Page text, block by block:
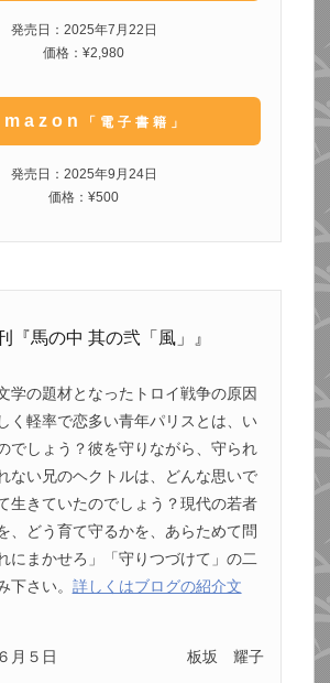
発売日：2025年7月22日
価格：¥2,980
「電子書籍」
発売日：2025年9月24日
価格：¥500
『馬の中 其の弐「風」』
学の題材となったトロイ戦争の原因
く軽率で恋多い青年パリスとは、い
でしょう？彼を守りながら、守られ
ない兄のヘクトルは、どんな思いで
生きていたのでしょう？現代の若者
、どう育て守るかを、あらためて問
にまかせろ」「守りつづけて」の二
下さい。 詳しくはブログの紹介文
月５日 板坂 耀子